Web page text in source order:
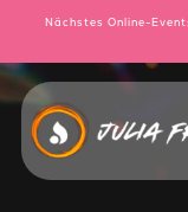
Nächstes Online-